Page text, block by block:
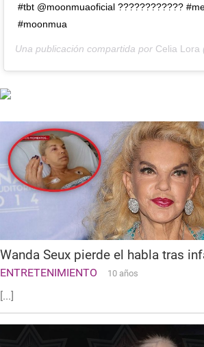
#tbt @moonmuaoficial ????????????
#moonmua
Una publicación compartida por Celia Lora
Wanda Seux pierde el habla tras
ENTRETENIMIENTO 10 años
[...]